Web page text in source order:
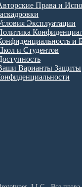
Права и
Эксплуатации
и
и Студентов
Варианты Защиты